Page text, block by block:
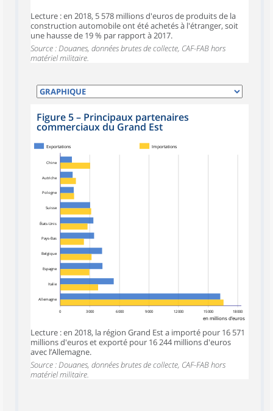
Lecture : en 2018, 5 578 millions d'euros de produits de la
construction automobile ont été achetés à l'étranger, soit
une hausse de 19 % par rapport à 2017.
Source : Douanes, données brutes de collecte, CAF-FAB hors
matériel militaire.
Figure 5– Principaux partenaires
commerciaux du Grand Est
0 3 000 6 000 9 000 12 000 15 000 18 000
en millions d’euros
Chine
Autriche
Pologne
Suisse
États-Unis
Pays-Bas
Belgique
Espagne
Italie
Allemagne
Exportations Importations
Lecture : en 2018, la région Grand Est a importé pour 16 571
millions d'euros et exporté pour 16 244 millions d'euros
avec l’Allemagne.
Source : Douanes, données brutes de collecte, CAF-FAB hors
matériel militaire.